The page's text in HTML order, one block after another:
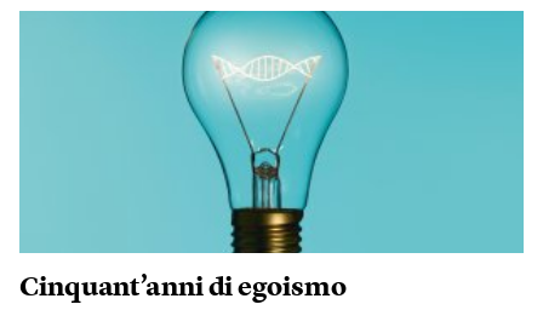
Cinquant’anni di egoismo